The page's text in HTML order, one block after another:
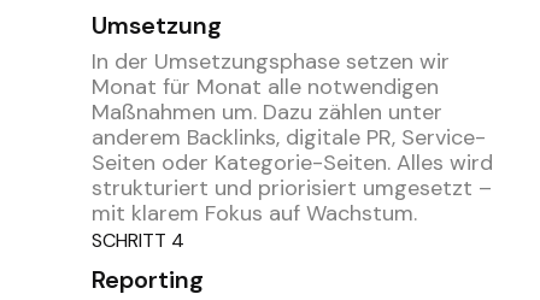
Umsetzung
In der Umsetzungsphase setzen wir
Monat für Monat alle notwendigen
Maßnahmen um. Dazu zählen unter
anderem Backlinks, digitale PR, Service-
Seiten oder Kategorie-Seiten. Alles wird
strukturiert und priorisiert umgesetzt –
mit klarem Fokus auf Wachstum.
SCHRITT 4
Reporting